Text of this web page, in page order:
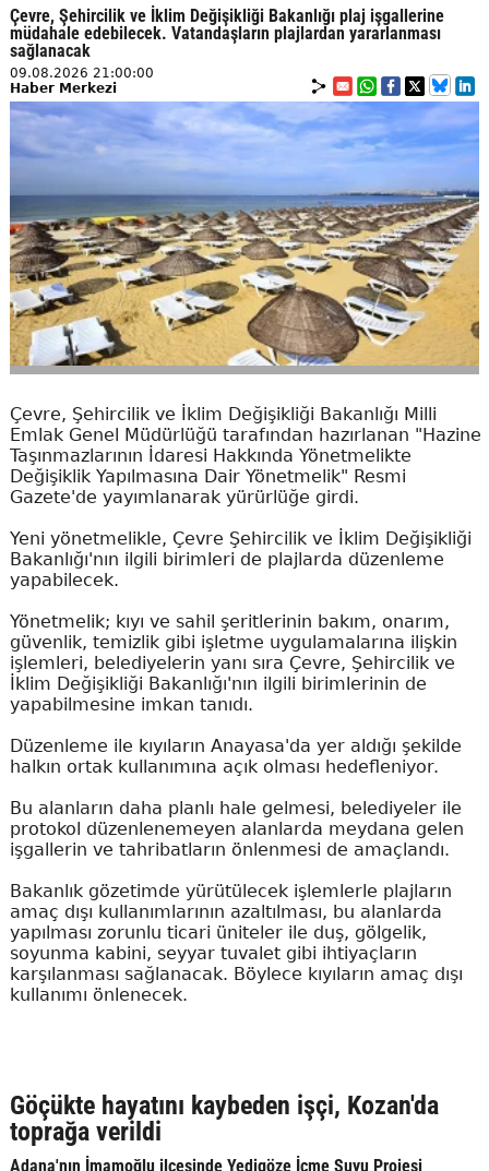
Çevre, Şehircilik ve İklim Değişikliği Bakanlığı plaj işgallerine
müdahale edebilecek. Vatandaşların plajlardan yararlanması
sağlanacak
09.08.2026 21:00:00
Haber Merkezi
Çevre, Şehircilik ve İklim Değişikliği Bakanlığı Milli
Emlak Genel Müdürlüğü tarafından hazırlanan "Hazine
Taşınmazlarının İdaresi Hakkında Yönetmelikte
Değişiklik Yapılmasına Dair Yönetmelik" Resmi
Gazete'de yayımlanarak yürürlüğe girdi.
Yeni yönetmelikle, Çevre Şehircilik ve İklim Değişikliği
Bakanlığı'nın ilgili birimleri de plajlarda düzenleme
yapabilecek.
Yönetmelik; kıyı ve sahil şeritlerinin bakım, onarım,
güvenlik, temizlik gibi işletme uygulamalarına ilişkin
işlemleri, belediyelerin yanı sıra Çevre, Şehircilik ve
İklim Değişikliği Bakanlığı'nın ilgili birimlerinin de
yapabilmesine imkan tanıdı.
Düzenleme ile kıyıların Anayasa'da yer aldığı şekilde
halkın ortak kullanımına açık olması hedefleniyor.
Bu alanların daha planlı hale gelmesi, belediyeler ile
protokol düzenlenemeyen alanlarda meydana gelen
işgallerin ve tahribatların önlenmesi de amaçlandı.
Bakanlık gözetimde yürütülecek işlemlerle plajların
amaç dışı kullanımlarının azaltılması, bu alanlarda
yapılması zorunlu ticari üniteler ile duş, gölgelik,
soyunma kabini, seyyar tuvalet gibi ihtiyaçların
karşılanması sağlanacak. Böylece kıyıların amaç dışı
kullanımı önlenecek.
Göçükte hayatını kaybeden işçi, Kozan'da
toprağa verildi
Adana'nın İmamoğlu ilçesinde Yedigöze İçme Suyu Projesi